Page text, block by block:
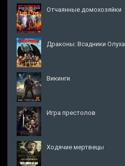
Отчаянные домохозяйки
Драконы: Всадники Олуха
Викинги
Игра престолов
Ходячие мертвецы